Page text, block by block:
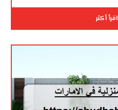
اقرأ أكثر